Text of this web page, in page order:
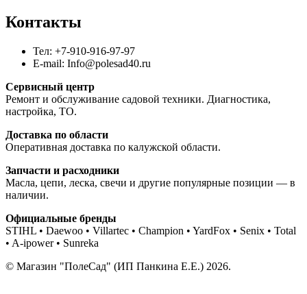
Контакты
Тел: +7-910-916-97-97
E-mail: Info@polesad40.ru
Сервисный центр
Ремонт и обслуживание садовой техники. Диагностика,
настройка, ТО.
Доставка по области
Оперативная доставка по калужской области.
Запчасти и расходники
Масла, цепи, леска, свечи и другие популярные позиции — в
наличии.
Официальные бренды
STIHL • Daewoo • Villartec • Champion • YardFox • Senix • Total
• A-ipower • Sunreka
© Магазин "ПолеСад" (ИП Панкина Е.Е.) 2026.